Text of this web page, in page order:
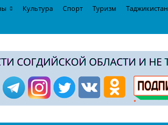
Культура Спорт Туризм Таджикистан